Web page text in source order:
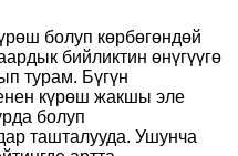
болуп көрбөгөндөй
бийликтин өнүгүүгө
турам. Бүгүн
күрөш жакшы эле
болуп
ташталууда. Ушунча